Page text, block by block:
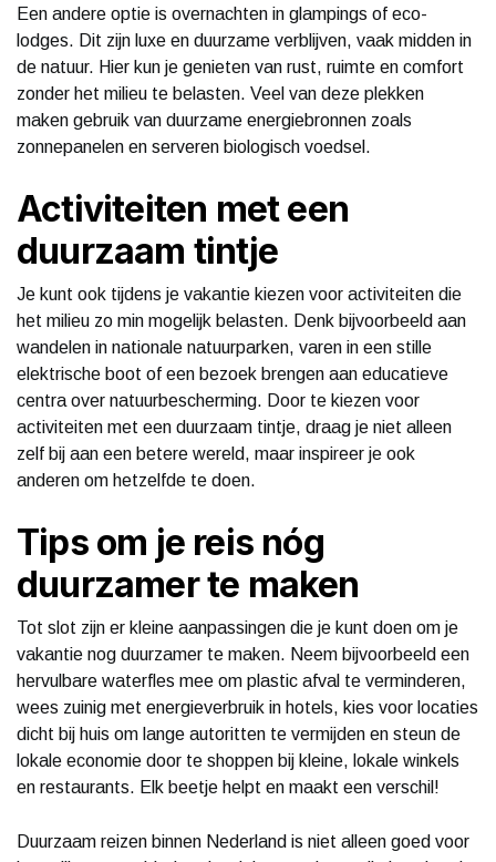
Een andere optie is overnachten in glampings of eco-
lodges. Dit zijn luxe en duurzame verblijven, vaak midden in
de natuur. Hier kun je genieten van rust, ruimte en comfort
zonder het milieu te belasten. Veel van deze plekken
maken gebruik van duurzame energiebronnen zoals
zonnepanelen en serveren biologisch voedsel.
Activiteiten met een
duurzaam tintje
Je kunt ook tijdens je vakantie kiezen voor activiteiten die
het milieu zo min mogelijk belasten. Denk bijvoorbeeld aan
wandelen in nationale natuurparken, varen in een stille
elektrische boot of een bezoek brengen aan educatieve
centra over natuurbescherming. Door te kiezen voor
activiteiten met een duurzaam tintje, draag je niet alleen
zelf bij aan een betere wereld, maar inspireer je ook
anderen om hetzelfde te doen.
Tips om je reis nóg
duurzamer te maken
Tot slot zijn er kleine aanpassingen die je kunt doen om je
vakantie nog duurzamer te maken. Neem bijvoorbeeld een
hervulbare waterfles mee om plastic afval te verminderen,
wees zuinig met energieverbruik in hotels, kies voor locaties
dicht bij huis om lange autoritten te vermijden en steun de
lokale economie door te shoppen bij kleine, lokale winkels
en restaurants. Elk beetje helpt en maakt een verschil!
Duurzaam reizen binnen Nederland is niet alleen goed voor